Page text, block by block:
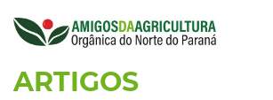
ARTIGOS